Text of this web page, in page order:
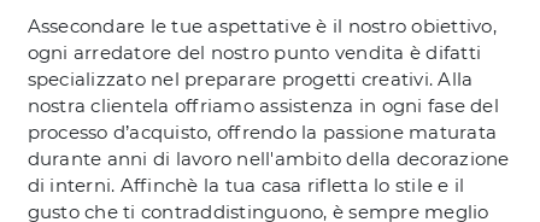
Assecondare le tue aspettative è il nostro obiettivo,
ogni arredatore del nostro punto vendita è difatti
specializzato nel preparare progetti creativi. Alla
nostra clientela offriamo assistenza in ogni fase del
processo d’acquisto, offrendo la passione maturata
durante anni di lavoro nell'ambito della decorazione
di interni. Affinchè la tua casa rifletta lo stile e il
gusto che ti contraddistinguono, è sempre meglio